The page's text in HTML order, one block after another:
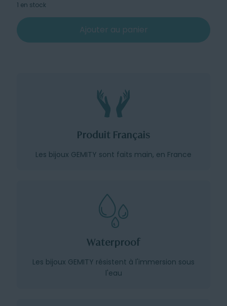
1 en stock
Ajouter au panier
Produit Français
Les bijoux GEMITY sont faits main, en France
Waterproof
Les bijoux GEMITY résistent à l'immersion sous
l'eau